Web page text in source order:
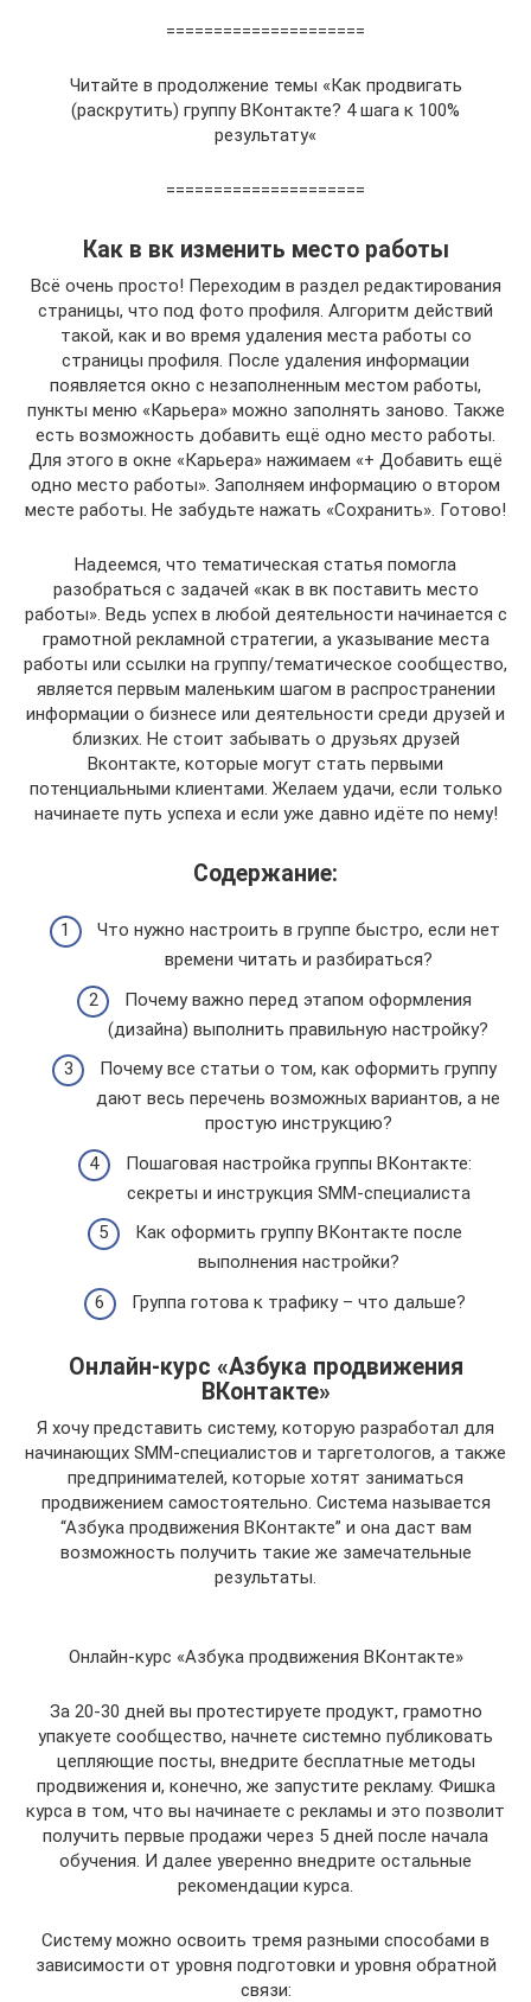
=====================
Читайте в продолжение темы «Как продвигать
(раскрутить) группу ВКонтакте? 4 шага к 100%
результату«
=====================
Как в вк изменить место работы
Всё очень просто! Переходим в раздел редактирования
страницы, что под фото профиля. Алгоритм действий
такой, как и во время удаления места работы со
страницы профиля. После удаления информации
появляется окно с незаполненным местом работы,
пункты меню «Карьера» можно заполнять заново. Также
есть возможность добавить ещё одно место работы.
Для этого в окне «Карьера» нажимаем «+ Добавить ещё
одно место работы». Заполняем информацию о втором
месте работы. Не забудьте нажать «Сохранить». Готово!
Надеемся, что тематическая статья помогла
разобраться с задачей «как в вк поставить место
работы». Ведь успех в любой деятельности начинается с
грамотной рекламной стратегии, а указывание места
работы или ссылки на группу/тематическое сообщество,
является первым маленьким шагом в распространении
информации о бизнесе или деятельности среди друзей и
близких. Не стоит забывать о друзьях друзей
Вконтакте, которые могут стать первыми
потенциальными клиентами. Желаем удачи, если только
начинаете путь успеха и если уже давно идёте по нему!
Содержание:
Что нужно настроить в группе быстро, если нет
времени читать и разбираться?
Почему важно перед этапом оформления
(дизайна) выполнить правильную настройку?
Почему все статьи о том, как оформить группу
дают весь перечень возможных вариантов, а не
простую инструкцию?
Пошаговая настройка группы ВКонтакте:
секреты и инструкция SMM-специалиста
Как оформить группу ВКонтакте после
выполнения настройки?
Группа готова к трафику – что дальше?
Онлайн-курс «Азбука продвижения
ВКонтакте»
Я хочу представить систему, которую разработал для
начинающих SMM-специалистов и таргетологов, а также
предпринимателей, которые хотят заниматься
продвижением самостоятельно. Система называется
“Азбука продвижения ВКонтакте” и она даст вам
возможность получить такие же замечательные
результаты.
Онлайн-курс «Азбука продвижения ВКонтакте»
За 20-30 дней вы протестируете продукт, грамотно
упакуете сообщество, начнете системно публиковать
цепляющие посты, внедрите бесплатные методы
продвижения и, конечно, же запустите рекламу. Фишка
курса в том, что вы начинаете с рекламы и это позволит
получить первые продажи через 5 дней после начала
обучения. И далее уверенно внедрите остальные
рекомендации курса.
Систему можно освоить тремя разными способами в
зависимости от уровня подготовки и уровня обратной
связи: